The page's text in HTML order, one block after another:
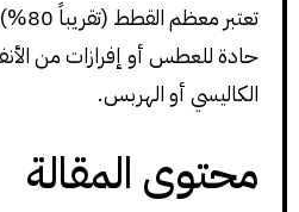
تعتبر
حادة للعطس أو إفرازات من
الكاليسي أو الهربس.
محتوى المقالة